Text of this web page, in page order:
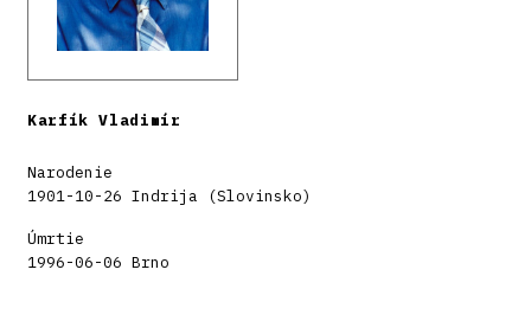
Karfík Vladimír
Narodenie
1901-10-26 Indrija (Slovinsko)
Úmrtie
1996-06-06 Brno